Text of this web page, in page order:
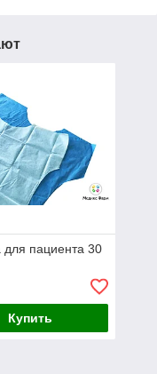
для пациента 30
Купить